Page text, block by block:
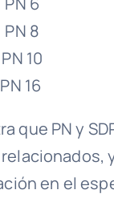
8
10
16
que PN y
en el